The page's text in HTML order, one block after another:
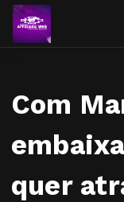
Com
quer